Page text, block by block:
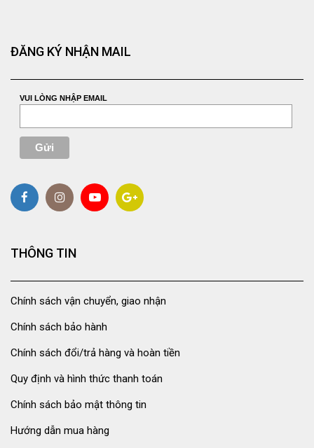
ĐĂNG KÝ NHẬN MAIL
VUI LÒNG NHẬP EMAIL
THÔNG TIN
Chính sách vận chuyển, giao nhận
Chính sách bảo hành
Chính sách đổi/trả hàng và hoàn tiền
Quy định và hình thức thanh toán
Chính sách bảo mật thông tin
Hướng dẫn mua hàng